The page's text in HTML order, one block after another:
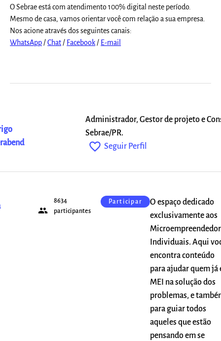
O Sebrae está com atendimento 100% digital neste período.
Mesmo de casa, vamos orientar você com relação a sua empresa.
Nos acione através dos seguintes canais:
WhatsApp /Chat / Facebook / E-mail
Administrador, Gestor de projeto e
Sebrae/PR.
favorite_outline Seguir Perfil
people
8634
participantes
Participar
O espaço dedicado
exclusivamente aos
Individuais. Aqui
encontra conteúdo
para ajudar quem já
MEI na solução dos
problemas, e
para guiar todos
aqueles que estão
pensando em se